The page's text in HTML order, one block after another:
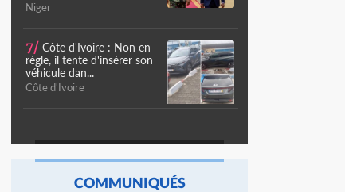
Niger
7/ Côte d'Ivoire : Non en
règle, il tente d'insérer son
véhicule dan...
Côte d'Ivoire
COMMUNIQUÉS